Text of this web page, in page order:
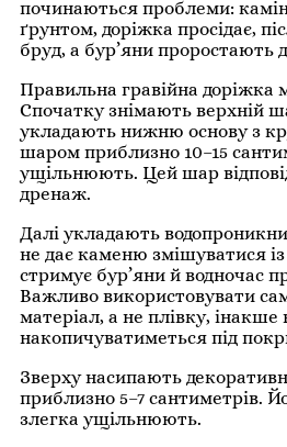
починаються проблеми:
ґрунтом, доріжка просідає,
бруд, а бур’яни проростають
Правильна гравійна доріжка
Спочатку знімають верхній
укладають нижню основу з
шаром приблизно 10–15
ущільнюють. Цей шар
дренаж.
Далі укладають
не дає каменю змішуватися
стримує бур’яни й водночас
Важливо використовувати
матеріал, а не плівку, інакше
накопичуватиметься під
Зверху насипають
приблизно 5–7 сантиметрів.
злегка ущільнюють.